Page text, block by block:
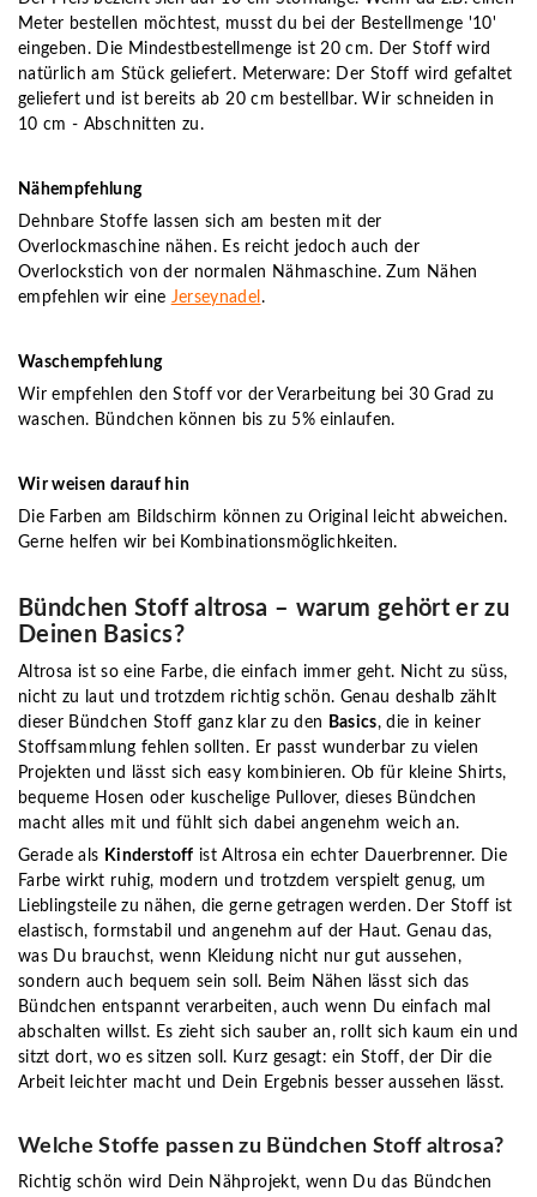
Meter bestellen möchtest, musst du bei der Bestellmenge '10'
eingeben. Die Mindestbestellmenge ist 20 cm. Der Stoff wird
natürlich am Stück geliefert. Meterware: Der Stoff wird gefaltet
geliefert und ist bereits ab 20 cm bestellbar. Wir schneiden in
10 cm - Abschnitten zu.
Nähempfehlung
Dehnbare Stoffe lassen sich am besten mit der
Overlockmaschine nähen. Es reicht jedoch auch der
Overlockstich von der normalen Nähmaschine. Zum Nähen
empfehlen wir eine Jerseynadel .
Waschempfehlung
Wir empfehlen den Stoff vor der Verarbeitung bei 30 Grad zu
waschen. Bündchen können bis zu 5% einlaufen.
Wir weisen darauf hin
Die Farben am Bildschirm können zu Original leicht abweichen.
Gerne helfen wir bei Kombinationsmöglichkeiten.
Bündchen Stoff altrosa – warum gehört er zu
Deinen Basics?
Altrosa ist so eine Farbe, die einfach immer geht. Nicht zu süss,
nicht zu laut und trotzdem richtig schön. Genau deshalb zählt
dieser Bündchen Stoff ganz klar zu den
Basics, die in keiner
Stoffsammlung fehlen sollten. Er passt wunderbar zu vielen
Projekten und lässt sich easy kombinieren. Ob für kleine Shirts,
bequeme Hosen oder kuschelige Pullover, dieses Bündchen
macht alles mit und fühlt sich dabei angenehm weich an.
Gerade als Kinderstoff ist Altrosa ein echter Dauerbrenner. Die
Farbe wirkt ruhig, modern und trotzdem verspielt genug, um
Lieblingsteile zu nähen, die gerne getragen werden. Der Stoff ist
elastisch, formstabil und angenehm auf der Haut. Genau das,
was Du brauchst, wenn Kleidung nicht nur gut aussehen,
sondern auch bequem sein soll. Beim Nähen lässt sich das
Bündchen entspannt verarbeiten, auch wenn Du einfach mal
abschalten willst. Es zieht sich sauber an, rollt sich kaum ein und
sitzt dort, wo es sitzen soll. Kurz gesagt: ein Stoff, der Dir die
Arbeit leichter macht und Dein Ergebnis besser aussehen lässt.
Welche Stoffe passen zu Bündchen Stoff altrosa?
Richtig schön wird Dein Nähprojekt, wenn Du das Bündchen